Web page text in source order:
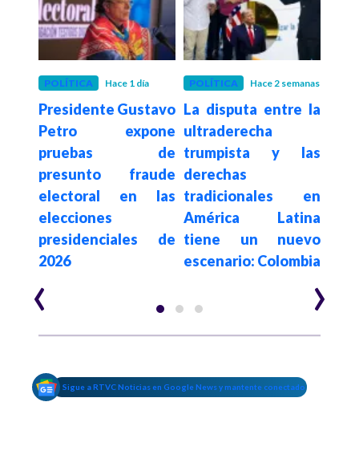
POLÍTICA Hace 1 día
Presidente Gustavo
Petro expone
pruebas de
presunto fraude
electoral en las
elecciones
presidenciales de
2026
POLÍTICA Hace 2 semanas
La disputa entre la
ultraderecha
trumpista y las
derechas
tradicionales en
América Latina
tiene un nuevo
escenario: Colombia
‹ ›
Sigue a RTVC Noticias en Google News y mantente conectado